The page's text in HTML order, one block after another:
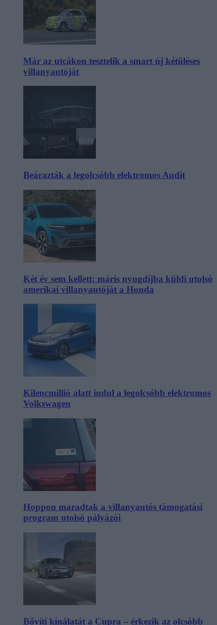
Már az utcákon tesztelik a smart új kétüléses
villanyautóját
Beárazták a legolcsóbb elektromos Audit
Két év sem kellett: máris nyugdíjba küldi utolsó
amerikai villanyautóját a Honda
Kilencmillió alatt indul a legolcsóbb elektromos
Volkswagen
Hoppon maradtak a villanyautós támogatási
program utolsó pályázói
Bővíti kínálatát a Cupra – érkezik az olcsóbb